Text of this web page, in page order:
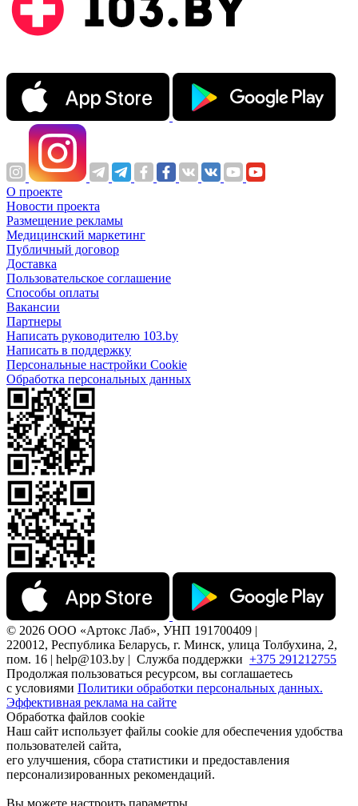
О проекте
Новости проекта
Размещение рекламы
Медицинский маркетинг
Публичный договор
Доставка
Пользовательское соглашение
Способы оплаты
Вакансии
Партнеры
Написать руководителю 103.by
Написать в поддержку
Персональные настройки Cookie
Обработка персональных данных
© 2026 ООО «Артокс Лаб», УНП 191700409 |
220012, Республика Беларусь, г. Минск, улица Толбухина, 2,
пом. 16 | help@103.by | Служба поддержки +375 291212755
Продолжая пользоваться ресурсом, вы соглашаетесь
с условиями Политики обработки персональных данных.
Эффективная реклама на сайте
Обработка файлов cookie
Наш сайт использует файлы cookie для обеспечения удобства
пользователей сайта,
его улучшения, сбора статистики и предоставления
персонализированных рекомендаций.
Вы можете настроить параметры